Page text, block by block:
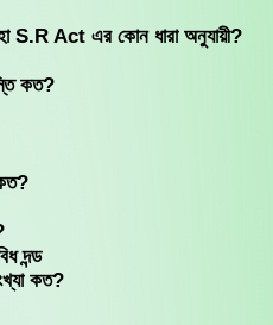
S.R Act এর কোন ধারা অনুযায়ী?
কত?
দন্ড
কত?